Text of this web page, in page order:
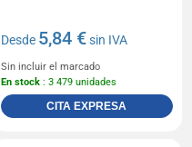
Desde 5,84 €sin IVA
Sin incluir el marcado
En stock : 3 479 unidades
CITA EXPRESA